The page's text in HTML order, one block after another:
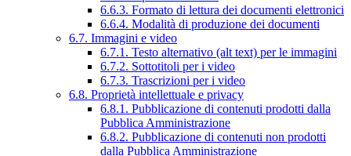
6.6.3. Formato di lettura dei documenti elettronici
6.6.4. Modalità di produzione dei documenti
6.7. Immagini e video
6.7.1. Testo alternativo (alt text) per le immagini
6.7.2. Sottotitoli per i video
6.7.3. Trascrizioni per i video
6.8. Proprietà intellettuale e privacy
6.8.1. Pubblicazione di contenuti prodotti dalla
Pubblica Amministrazione
6.8.2. Pubblicazione di contenuti non prodotti
dalla Pubblica Amministrazione